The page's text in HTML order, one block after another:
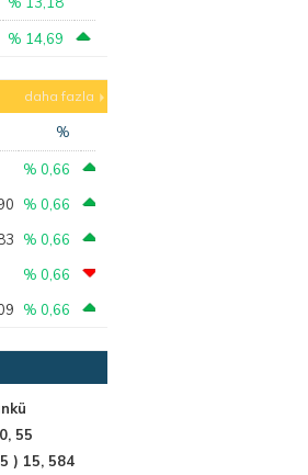
% 14,69
daha fazla
%
% 0,66
% 0,66
% 0,66
% 0,66
% 0,66
55
) 15, 584